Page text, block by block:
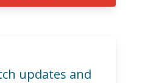
updates and